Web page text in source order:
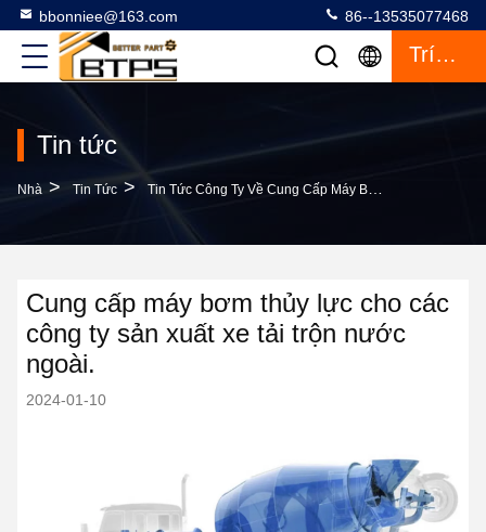
bbonniee@163.com 86--13535077468
Trích Dẫn
Tin tức
Nhà > Tin Tức > Tin Tức Công Ty Về Cung Cấp Máy Bơm Thủy Lực Cho Các Công Ty Sản Xuất Xe Tải Trộn Nước Ngoài.
Cung cấp máy bơm thủy lực cho các
công ty sản xuất xe tải trộn nước
ngoài.
2024-01-10